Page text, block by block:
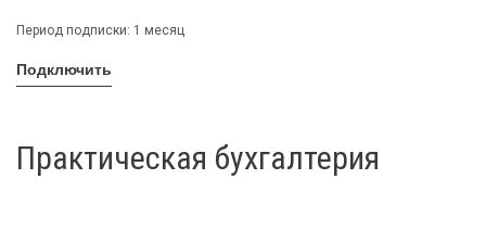
Период подписки: 1 месяц
Подключить
Практическая бухгалтерия